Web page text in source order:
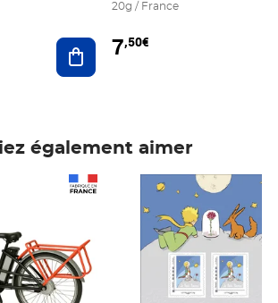
Ajouter au panier
20g / France
7,50€
également aimer
Prix 7,50€